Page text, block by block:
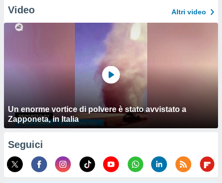
Video Altri video
Un enorme vortice di polvere è stato avvistato a
Zapponeta, in Italia
Seguici